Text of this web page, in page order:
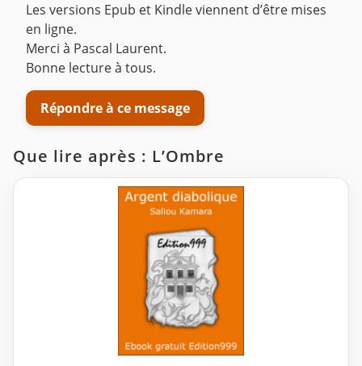
Les versions Epub et Kindle viennent d’être mises
en ligne.
Merci à Pascal Laurent.
Bonne lecture à tous.
Répondre à ce message
Que lire après : L’Ombre